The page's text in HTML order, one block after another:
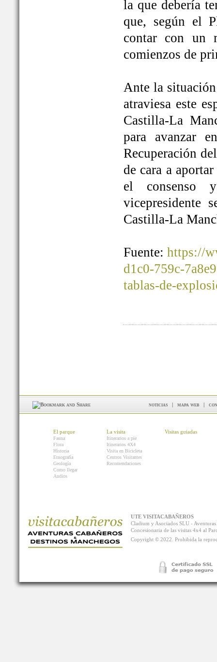
la que debería
que, según el
contar con un
comienzos de
Ante la
atraviesa este
Castilla-La
para avanzar
Recuperación
de cara a
el consenso
vicepresidente
Castilla-La
Fuente: https://
d1c0-759c-
tablas-de-
noticias | mapa web |
El parque
Fauna
Flora
Historia
Etnografía
Geología
Como llegar
Audios
La visita
Itinerarios a pie
Itinerarios 4X4
Visita en Bicicleta
Centros Visitantes
Recomendaciones
Visitas guiadas
UTE VISITACABAÑEROS
Cladium y Asociados SLU -
Concesionaria de las visitas 4x4 al
Copyright © 2022. Prohibida la